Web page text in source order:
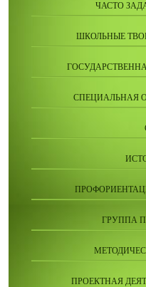
ЧАСТО
ШКОЛЬНЫЕ
СПЕЦИАЛЬНАЯ
ГРУППА
ПРОЕКТНАЯ